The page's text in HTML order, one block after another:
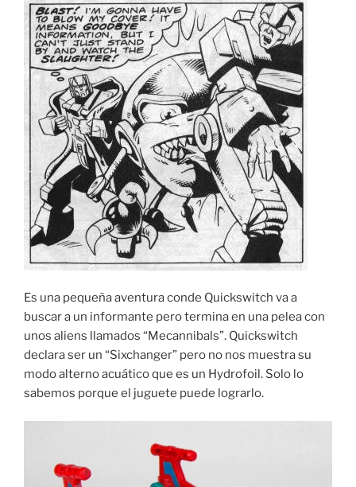
Es una pequeña aventura conde Quickswitch va a
buscar a un informante pero termina en una pelea con
unos aliens llamados “Mecannibals”. Quickswitch
declara ser un “Sixchanger” pero no nos muestra su
modo alterno acuático que es un Hydrofoil. Solo lo
sabemos porque el juguete puede lograrlo.